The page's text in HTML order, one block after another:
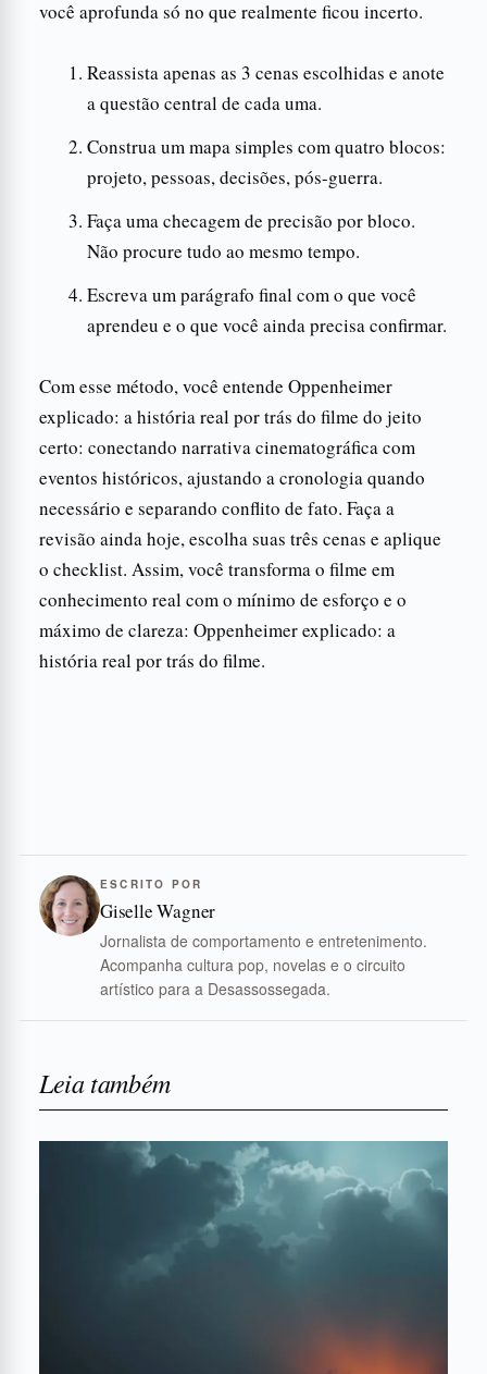
você aprofunda só no que realmente ficou incerto.
Reassista apenas as 3 cenas escolhidas e anote
a questão central de cada uma.
Construa um mapa simples com quatro blocos:
projeto, pessoas, decisões, pós-guerra.
Faça uma checagem de precisão por bloco.
Não procure tudo ao mesmo tempo.
Escreva um parágrafo final com o que você
aprendeu e o que você ainda precisa confirmar.
Com esse método, você entende Oppenheimer
explicado: a história real por trás do filme do jeito
certo: conectando narrativa cinematográfica com
eventos históricos, ajustando a cronologia quando
necessário e separando conflito de fato. Faça a
revisão ainda hoje, escolha suas três cenas e aplique
o checklist. Assim, você transforma o filme em
conhecimento real com o mínimo de esforço e o
máximo de clareza: Oppenheimer explicado: a
história real por trás do filme.
ESCRITO POR
Giselle Wagner
Jornalista de comportamento e entretenimento.
Acompanha cultura pop, novelas e o circuito
artístico para a Desassossegada.
Leia também